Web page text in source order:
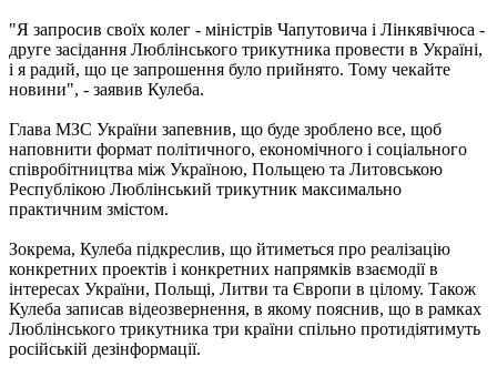
"Я запросив своїх колег - міністрів Чапутовича і Лінкявічюса -
друге засідання Люблінського трикутника провести в Україні,
і я радий, що це запрошення було прийнято. Тому чекайте
новини", - заявив Кулеба.
Глава МЗС України запевнив, що буде зроблено все, щоб
наповнити формат політичного, економічного і соціального
співробітництва між Україною, Польщею та Литовською
Республікою Люблінський трикутник максимально
практичним змістом.
Зокрема, Кулеба підкреслив, що йтиметься про реалізацію
конкретних проектів і конкретних напрямків взаємодії в
інтересах України, Польщі, Литви та Європи в цілому. Також
Кулеба записав відеозвернення, в якому пояснив, що в рамках
Люблінського трикутника три країни спільно протидіятимуть
російській дезінформації.